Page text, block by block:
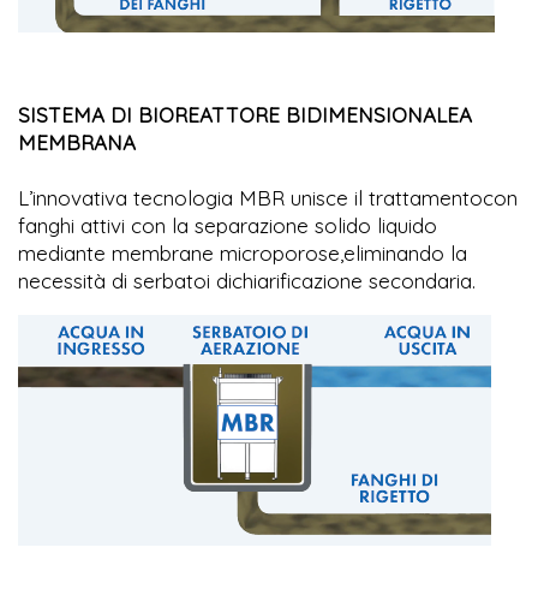
SISTEMA DI BIOREATTORE BIDIMENSIONALEA
MEMBRANA
L’innovativa tecnologia MBR unisce il trattamentocon
fanghi attivi con la separazione solido liquido
mediante membrane microporose,eliminando la
necessità di serbatoi dichiarificazione secondaria.